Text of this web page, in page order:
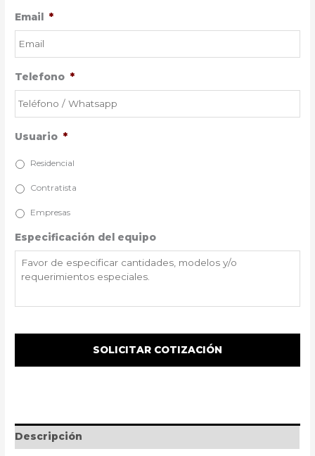
Email *
Telefono *
Usuario *
Residencial
Contratista
Empresas
Especificación del equipo
Descripción